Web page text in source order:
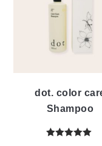
dot. color
Shampoo